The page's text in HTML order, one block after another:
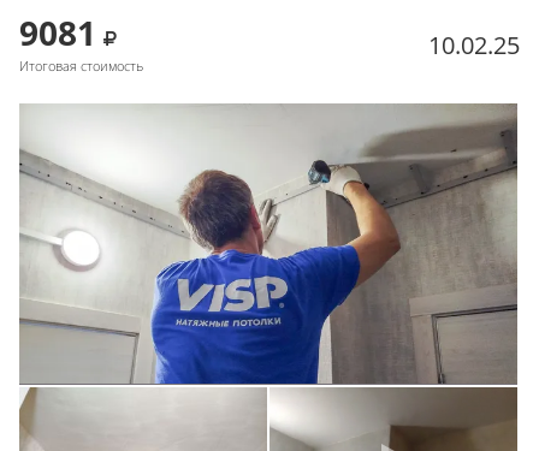
9081
Итоговая стоимость
10.02.25